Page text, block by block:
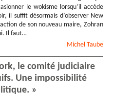
le wokisme lorsqu’il accède
il suffit désormais d’observer New
de son nouveau maire, Zohran
Il faut…
Michel Taube
le comité judiciaire
Une impossibilité
»